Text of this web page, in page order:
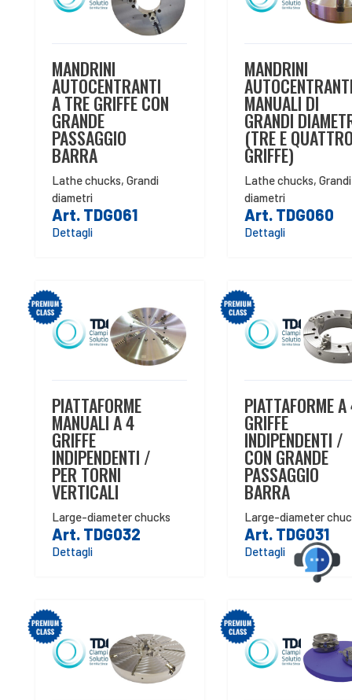
MANDRINI
AUTOCENTRANTI
A TRE GRIFFE CON
GRANDE
PASSAGGIO
BARRA
Lathe chucks, Grandi
diametri
Art. TDG061
Dettagli
MANDRINI
MANUALI DI
GRANDI
(TRE E
GRIFFE)
Lathe chucks, Grandi
diametri
Art. TDG060
Dettagli
PIATTAFORME
MANUALI A 4
GRIFFE
INDIPENDENTI /
PER TORNI
VERTICALI
Large-diameter chucks
Art. TDG032
Dettagli
PIATTAFORME
GRIFFE
INDIPENDENTI /
CON GRANDE
PASSAGGIO
BARRA
Large-diameter
Art. TDG031
Dettagli